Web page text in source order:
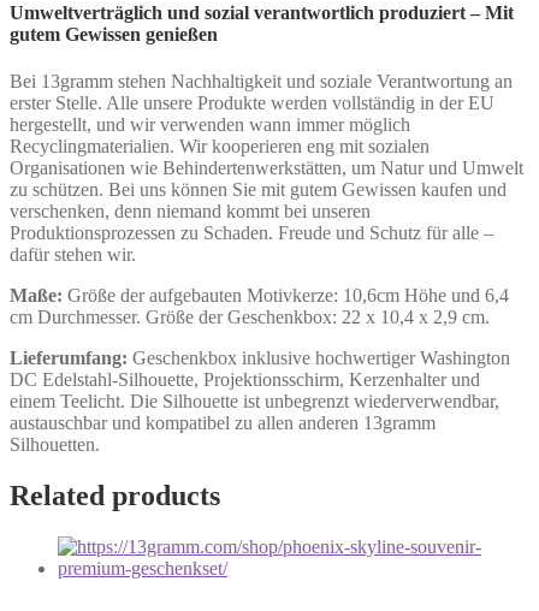
Umweltverträglich und sozial verantwortlich produziert – Mit
gutem Gewissen genießen
Bei 13gramm stehen Nachhaltigkeit und soziale Verantwortung an
erster Stelle. Alle unsere Produkte werden vollständig in der EU
hergestellt, und wir verwenden wann immer möglich
Recyclingmaterialien. Wir kooperieren eng mit sozialen
Organisationen wie Behindertenwerkstätten, um Natur und Umwelt
zu schützen. Bei uns können Sie mit gutem Gewissen kaufen und
verschenken, denn niemand kommt bei unseren
Produktionsprozessen zu Schaden. Freude und Schutz für alle –
dafür stehen wir.
Maße: Größe der aufgebauten Motivkerze: 10,6cm Höhe und 6,4
cm Durchmesser. Größe der Geschenkbox: 22 x 10,4 x 2,9 cm.
Lieferumfang: Geschenkbox inklusive hochwertiger Washington
DC Edelstahl-Silhouette, Projektionsschirm, Kerzenhalter und
einem Teelicht. Die Silhouette ist unbegrenzt wiederverwendbar,
austauschbar und kompatibel zu allen anderen 13gramm
Silhouetten.
Related products